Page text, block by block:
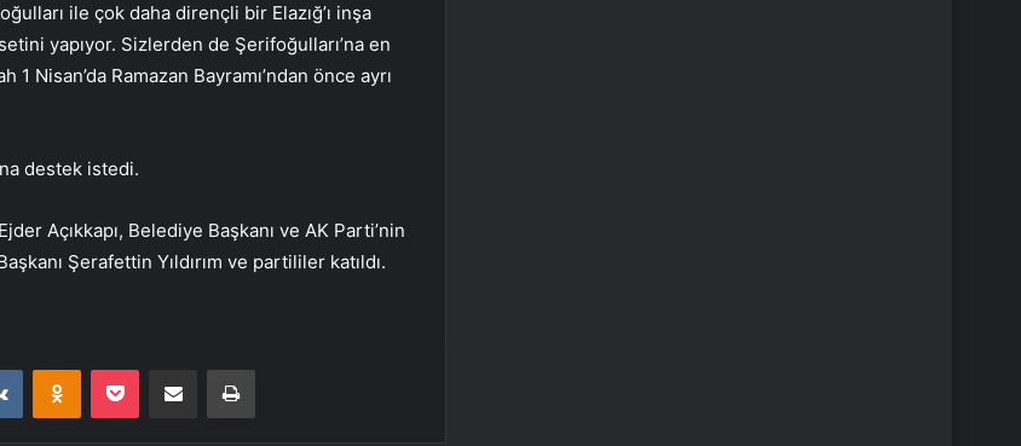
ile çok daha dirençli bir Elazığ’ı inşa
yapıyor. Sizlerden de Şerifoğulları’na en
Ramazan Bayramı’ndan önce ayrı
destek istedi.
Açıkkapı, Belediye Başkanı ve AK Parti’nin
Şerafettin Yıldırım ve partililer katıldı.
VKontakteOdnoklassniki
Pocket E-Posta ile paylaş Yazdır